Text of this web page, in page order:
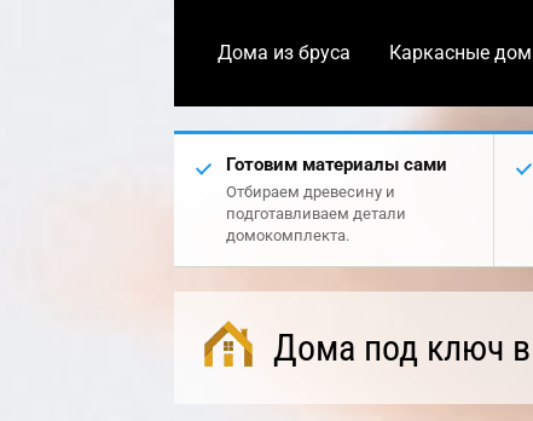
Дома из бруса Каркасные
Готовим материалы сами
Отбираем древесину и
подготавливаем детали
домокомплекта.
Дома под ключ